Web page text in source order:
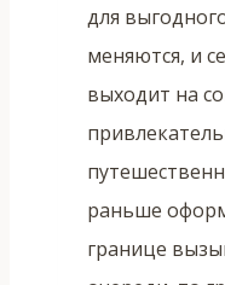
для
меняются, и
выходит на
раньше
границе